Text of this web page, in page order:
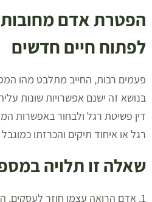
הפטרת אדם
לפתוח חיים חדשים
פעמים רבות, החייב מתלבט מהו
בנושא זה ישנם אפשרויות שונות
דין פשיטת רגל ולבחור באפשרות
רגל או איחוד תיקים והכרזתו
שאלה זו תלויה
1. אדם הרואה עצמו חוזר לעסקים,